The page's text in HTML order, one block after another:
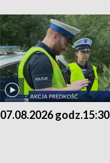
07.08.2026 godz.15:30